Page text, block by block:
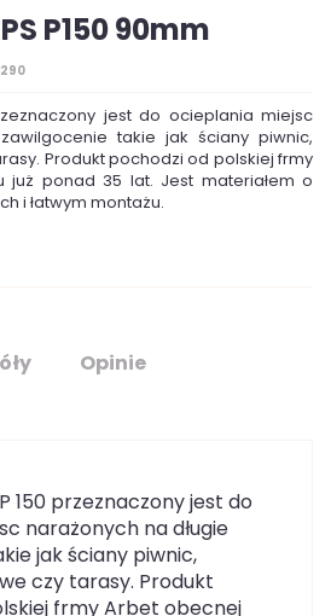
P150 90mm
jest do ocieplania miejsc
takie jak ściany piwnic,
Produkt pochodzi od polskiej frmy
już ponad 35 lat. Jest materiałem o
i łatwym montażu.
Opinie
150 przeznaczony jest do
narażonych na długie
jak ściany piwnic,
czy tarasy. Produkt
frmy Arbet obecnej